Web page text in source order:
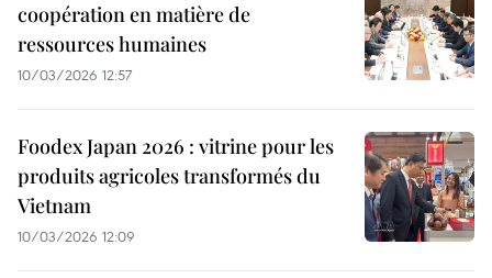
coopération en matière de
ressources humaines
10/03/2026 12:57
Foodex Japan 2026 : vitrine pour les
produits agricoles transformés du
Vietnam
10/03/2026 12:09